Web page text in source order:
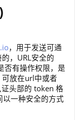
，用于发送可通
，URL安全的
否有操作权限，是
放在url中或者
头部的 token 格
一种安全的方式